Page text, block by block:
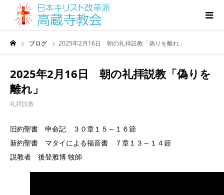
ブログ 2025年2月16日 朝の礼拝説教「偽りを離れ」
2025年2月16日 朝の礼拝説教「偽りを
離れ」
礼拝説教
旧約聖書 申命記 ３０章１５～１６節
新約聖書 マタイによる福音書 ７章１３～１４節
説教者 後登雅博 牧師